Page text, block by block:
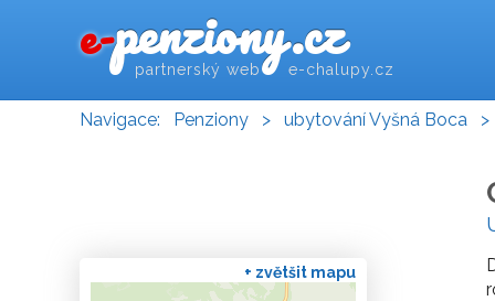
e-penziony.cz
partnerský web e-chalupy.cz
Navigace: Penziony > ubytování Vyšná Boca >
+ zvětšit mapu